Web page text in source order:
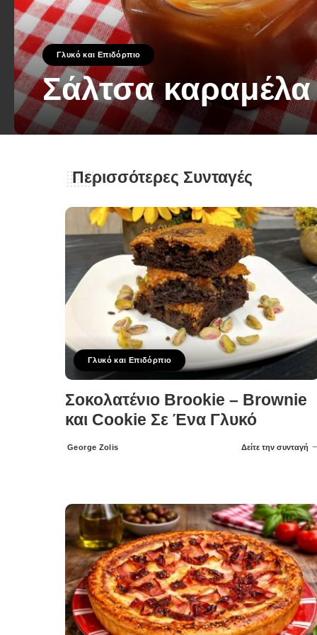
Γλυκό και Επιδόρπιο
Σάλτσα καραμέλα
Posted
George Zolis 8 Μαΐου 2023
Περισσότερες Συνταγές
Γλυκό και Επιδόρπιο
Σοκολατένιο Brookie – Brownie
και Cookie Σε Ένα Γλυκό
Posted
George Zolis Δείτε την συνταγή